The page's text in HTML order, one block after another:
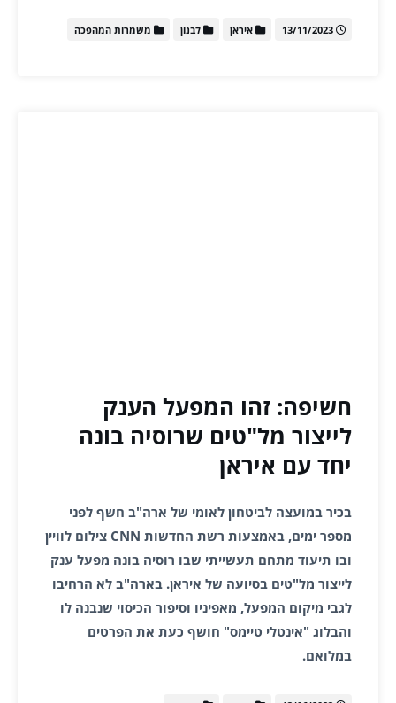
13/11/2023 איראן לבנון משמרות המהפכה
חשיפה: זהו המפעל הענק
לייצור מל"טים שרוסיה בונה
יחד עם איראן
בכיר במועצה לביטחון לאומי של ארה"ב חשף לפני
מספר ימים, באמצעות רשת החדשות CNN צילום לוויין
ובו תיעוד מתחם תעשייתי שבו רוסיה בונה מפעל ענק
לייצור מל"טים בסיועה של איראן. בארה"ב לא הרחיבו
לגבי מיקום המפעל, מאפיניו וסיפור הכיסוי שנבנה לו
והבלוג "אינטלי טיימס" חושף כעת את הפרטים
במלואם.